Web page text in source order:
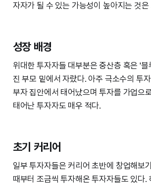
자자가 될 수 있는 가능성이 높아지는 것은
성장 배경
위대한 투자자들 대부분은 중산층 혹은 '
진 부모 밑에서 자랐다. 아주 극소수의 투
부자 집안에서 태어났으며 투자를 가업으
태어난 투자자도 매우 적다.
초기 커리어
일부 투자자들은 커리어 초반에 창업해보
때부터 조금씩 투자해온 투자자들도 있다.